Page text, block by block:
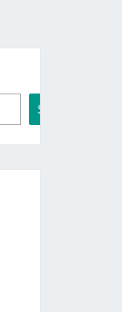
Search